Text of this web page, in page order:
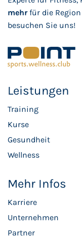
mehrfür die
besuchen Sie uns!
Leistungen
Training
Kurse
Gesundheit
Wellness
Mehr Infos
Karriere
Unternehmen
Partner